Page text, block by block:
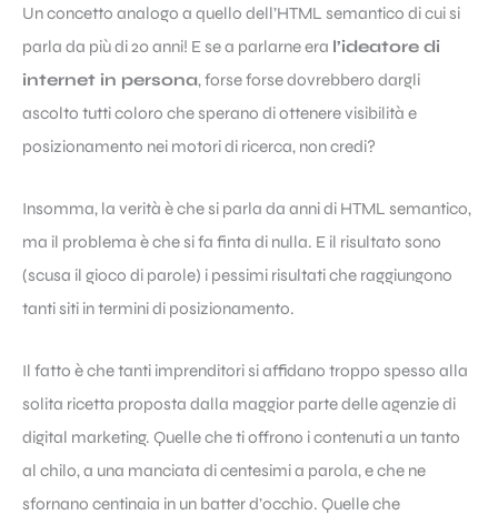
Un concetto analogo a quello dell’HTML semantico di cui si
parla da più di 20 anni! E se a parlarne era l’ideatore di
internet in persona, forse forse dovrebbero dargli
ascolto tutti coloro che sperano di ottenere visibilità e
posizionamento nei motori di ricerca, non credi?
Insomma, la verità è che si parla da anni di HTML semantico,
ma il problema è che si fa finta di nulla. E il risultato sono
(scusa il gioco di parole) i pessimi risultati che raggiungono
tanti siti in termini di posizionamento.
Il fatto è che tanti imprenditori si affidano troppo spesso alla
solita ricetta proposta dalla maggior parte delle agenzie di
digital marketing. Quelle che ti offrono i contenuti a un tanto
al chilo, a una manciata di centesimi a parola, e che ne
sfornano centinaia in un batter d’occhio. Quelle che